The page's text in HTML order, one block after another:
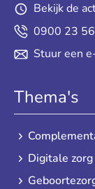
Bekijk de
0900 23
Stuur een
Thema's
Digitale zorg